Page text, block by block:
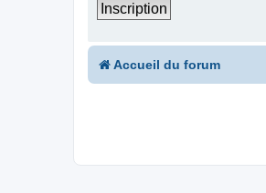
Inscription
Accueil du forum